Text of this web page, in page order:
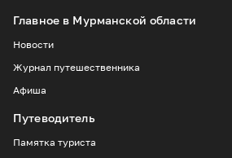
Главное в Мурманской области
Новости
Журнал путешественника
Афиша
Путеводитель
Памятка туриста